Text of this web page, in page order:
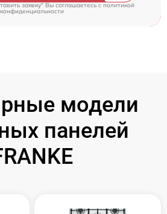
заявку" Вы соглашаетесь cполитикой
конфиденциальности
модели
панелей